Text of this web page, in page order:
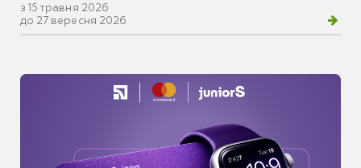
з 15 травня 2026
до 27 вересня 2026